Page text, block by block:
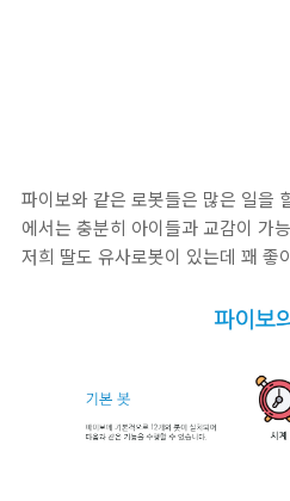
파이보와 같은 로봇들은 많은 일을
에서는 충분히 아이들과 교감이 가
저희 딸도 유사로봇이 있는데 꽤 좋